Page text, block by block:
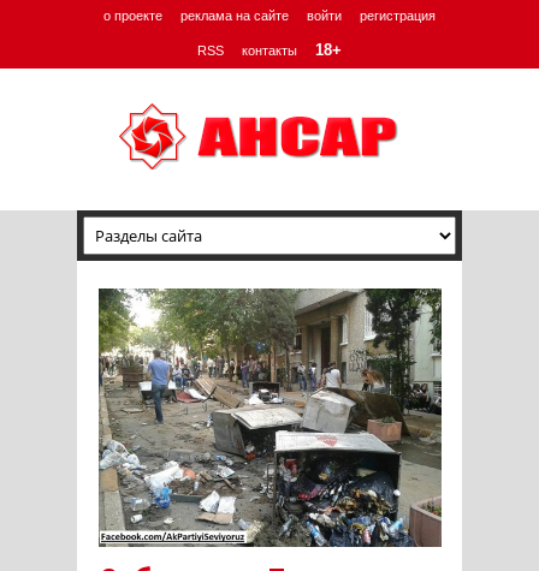
о проекте реклама на сайте войти регистрация
RSS контакты 18+